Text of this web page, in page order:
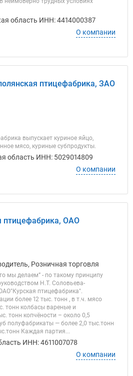
область ИНН: 4414000387
О компании
птицефабрика, ЗАО
выпускает куриное яйцо,
мясо, куриные субпродукты.
область ИНН: 5029014809
О компании
птицефабрика, ОАО
Розничная торговля
мы делаем” - по такому принципу
Н.Т. Соловьева-
птицефабрика".
более 12 тыс. тонн , в т.ч. мясо
тонн колбасы вареные и
тонн копчёности – около 0,5
полуфабрикаты — более 2,0 тыс.тонн
Каждая партия...
ИНН: 4611007078
О компании